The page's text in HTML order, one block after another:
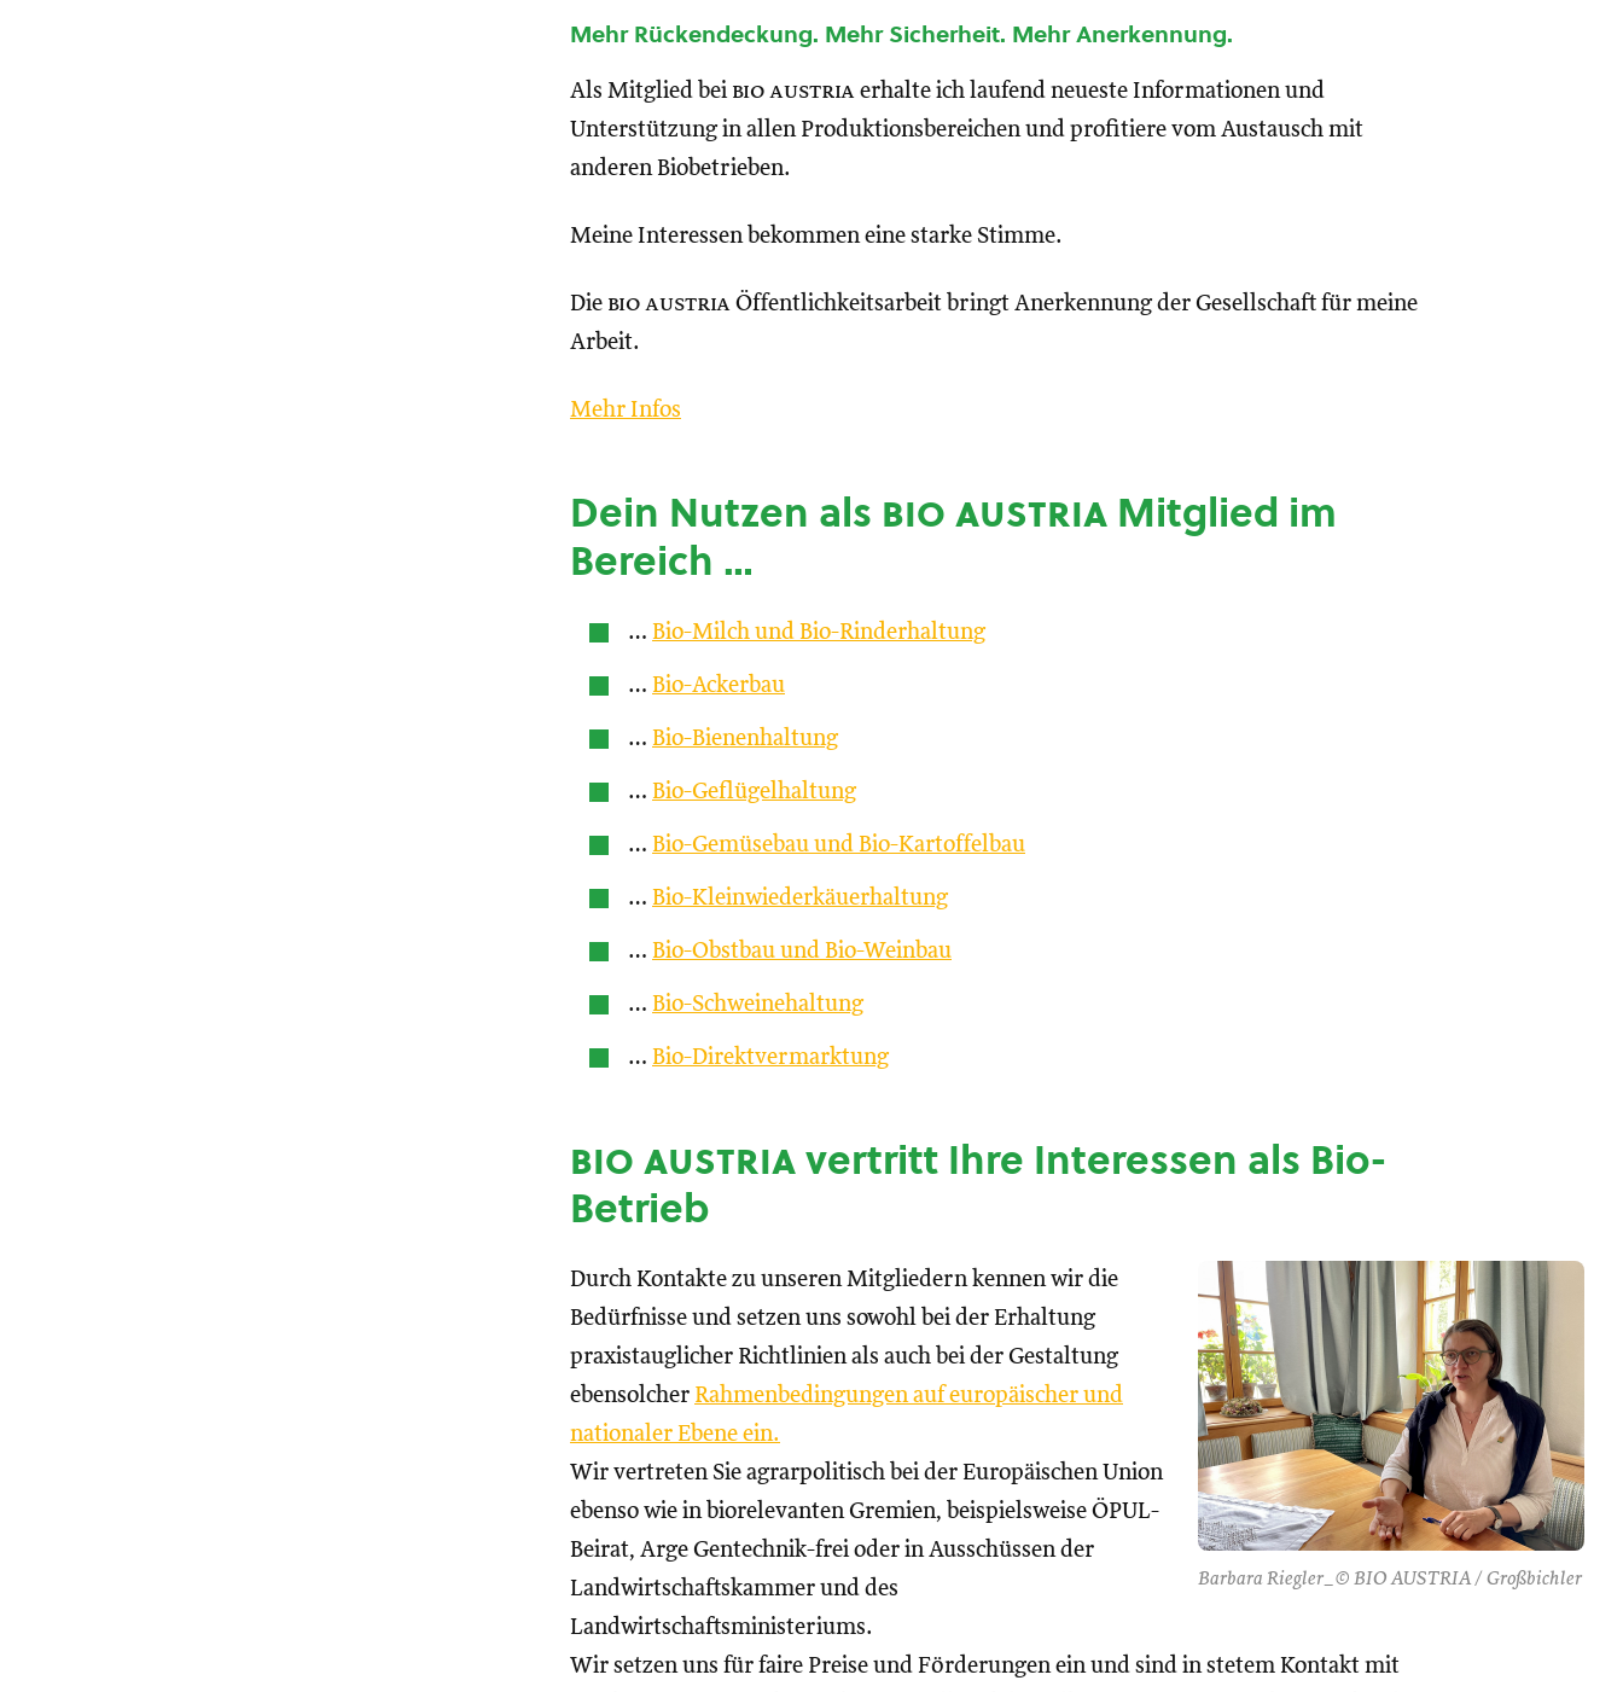
Mehr Rückendeckung. Mehr Sicherheit. Mehr Anerkennung.
Als Mitglied bei bio austria erhalte ich laufend neueste Informationen und
Unterstützung in allen Produktionsbereichen und profitiere vom Austausch mit
anderen Biobetrieben.
Meine Interessen bekommen eine starke Stimme.
Die bio austria Öffentlichkeitsarbeit bringt Anerkennung der Gesellschaft für meine
Arbeit.
Mehr Infos
Dein Nutzen als bio austria Mitglied im
Bereich …
… Bio-Milch und Bio-Rinderhaltung
… Bio-Ackerbau
… Bio-Bienenhaltung
… Bio-Geflügelhaltung
… Bio-Gemüsebau und Bio-Kartoffelbau
… Bio-Kleinwiederkäuerhaltung
… Bio-Obstbau und Bio-Weinbau
… Bio-Schweinehaltung
… Bio-Direktvermarktung
bio austriavertritt Ihre Interessen als Bio-
Betrieb
Barbara Riegler_© BIO AUSTRIA / Großbichler
Durch Kontakte zu unseren Mitgliedern kennen wir die
Bedürfnisse und setzen uns sowohl bei der Erhaltung
praxistauglicher Richtlinien als auch bei der Gestaltung
ebensolcher Rahmenbedingungen auf europäischer und
nationaler Ebene ein.
Wir vertreten Sie agrarpolitisch bei der Europäischen Union
ebenso wie in biorelevanten Gremien, beispielsweise ÖPUL-
Beirat, Arge Gentechnik-frei oder in Ausschüssen der
Landwirtschaftskammer und des
Landwirtschaftsministeriums.
Wir setzen uns für faire Preise und Förderungen ein und sind in stetem Kontakt mit